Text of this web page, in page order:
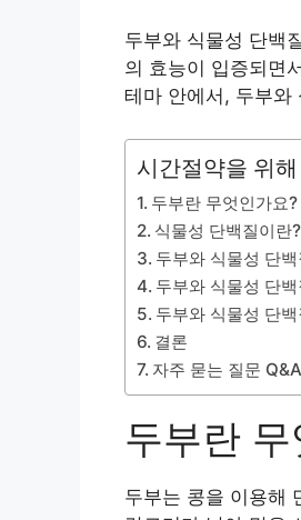
두부와 식물성 단백
의 효능이 입증되면
테마 안에서, 두부와
시간절약을 위
두부란 무엇인가요?
식물성 단백질이란?
두부와 식물성 단
두부와 식물성 단
두부와 식물성 단
결론
자주 묻는 질문 Q&A
두부란
두부는 콩을 이용해